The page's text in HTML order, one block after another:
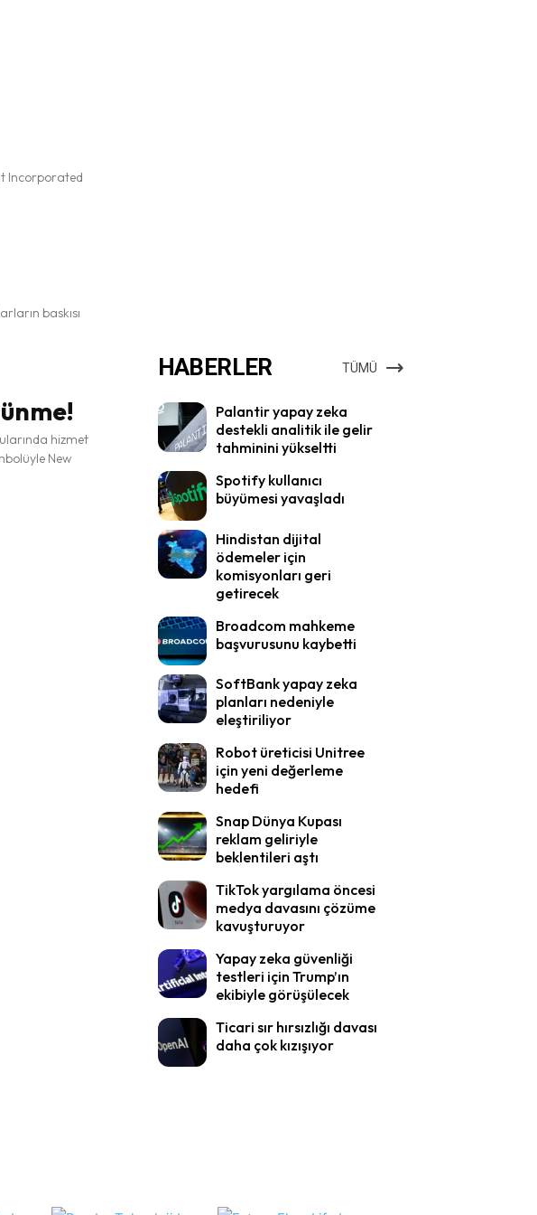
Incorporated
baskısı
hizmet
New
HABERLER TÜMÜ
Palantir yapay zeka
destekli analitik ile gelir
tahminini yükseltti
Spotify kullanıcı
büyümesi yavaşladı
Hindistan dijital
ödemeler için
komisyonları geri
getirecek
Broadcom mahkeme
başvurusunu kaybetti
SoftBank yapay zeka
planları nedeniyle
eleştiriliyor
Robot üreticisi Unitree
için yeni değerleme
hedefi
Snap Dünya Kupası
reklam geliriyle
beklentileri aştı
TikTok yargılama öncesi
medya davasını çözüme
kavuşturuyor
Yapay zeka güvenliği
testleri için Trump’ın
ekibiyle görüşülecek
Ticari sır hırsızlığı davası
daha çok kızışıyor